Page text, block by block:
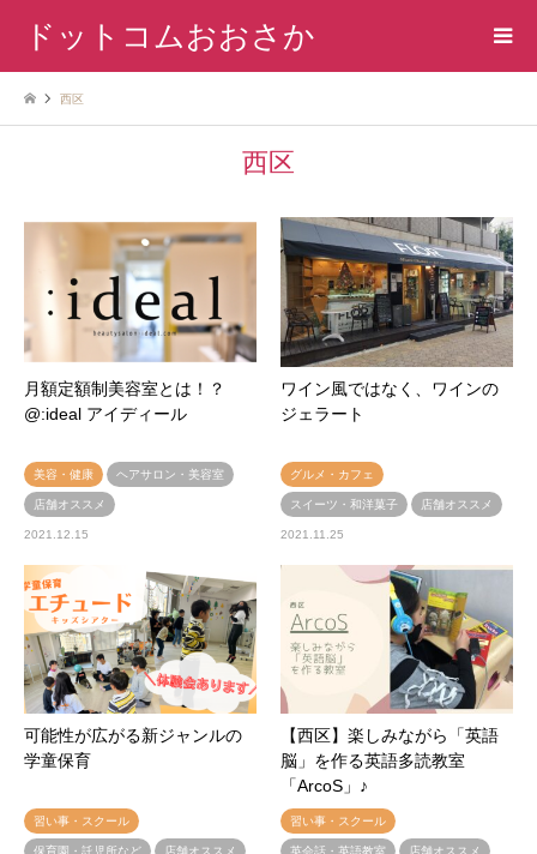
ドットコムおおさか
西区
西区
月額定額制美容室とは！？
@:ideal アイディール
美容・健康 ヘアサロン・美容室
店舗オススメ
2021.12.15
ワイン風ではなく、ワインの
ジェラート
グルメ・カフェ
スイーツ・和洋菓子 店舗オススメ
2021.11.25
可能性が広がる新ジャンルの
学童保育
習い事・スクール
保育園・託児所など 店舗オススメ
【西区】楽しみながら「英語
脳」を作る英語多読教室
「ArcoS」♪
習い事・スクール
英会話・英語教室 店舗オススメ